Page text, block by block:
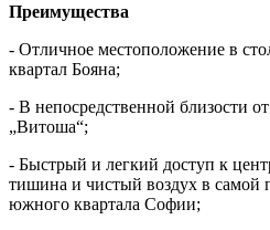
Преимущества
- Отличное местоположение в
квартал Бояна;
- В непосредственной близости
„Витоша“;
- Быстрый и легкий доступ к
тишина и чистый воздух в самой
южного квартала Софии;